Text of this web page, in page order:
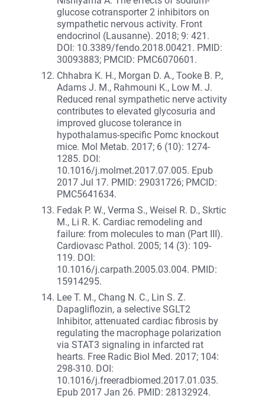
glucose cotransporter 2 inhibitors on
sympathetic nervous activity. Front
endocrinol (Lausanne). 2018; 9: 421.
DOI: 10.3389/fendo.2018.00421. PMID:
30093883; PMCID: PMC6070601.
Chhabra K. H., Morgan D. A., Tooke B. P.,
Adams J. M., Rahmouni K., Low M. J.
Reduced renal sympathetic nerve activity
contributes to elevated glycosuria and
improved glucose tolerance in
hypothalamus-specific Pomc knockout
mice. Mol Metab. 2017; 6 (10): 1274-
1285. DOI:
10.1016/j.molmet.2017.07.005. Epub
2017 Jul 17. PMID: 29031726; PMCID:
PMC5641634.
Fedak P. W., Verma S., Weisel R. D., Skrtic
M., Li R. K. Cardiac remodeling and
failure: from molecules to man (Part III).
Cardiovasc Pathol. 2005; 14 (3): 109-
119. DOI:
10.1016/j.carpath.2005.03.004. PMID:
15914295.
Lee T. M., Chang N. C., Lin S. Z.
Dapagliflozin, a selective SGLT2
Inhibitor, attenuated cardiac fibrosis by
regulating the macrophage polarization
via STAT3 signaling in infarcted rat
hearts. Free Radic Biol Med. 2017; 104:
298-310. DOI:
10.1016/j.freeradbiomed.2017.01.035.
Epub 2017 Jan 26. PMID: 28132924.